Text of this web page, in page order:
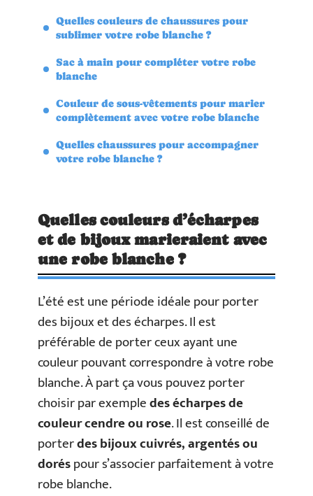
Quelles couleurs de chaussures pour
sublimer votre robe blanche ?
Sac à main pour compléter votre robe
blanche
Couleur de sous-vêtements pour marier
complètement avec votre robe blanche
Quelles chaussures pour accompagner
votre robe blanche ?
Quelles couleurs d’écharpes
et de bijoux marieraient avec
une robe blanche ?
L’été est une période idéale pour porter
des bijoux et des écharpes. Il est
préférable de porter ceux ayant une
couleur pouvant correspondre à votre robe
blanche. À part ça vous pouvez porter
choisir par exempledes écharpes de
couleur cendre ou rose. Il est conseillé de
porterdes bijoux cuivrés, argentés ou
doréspour s’associer parfaitement à votre
robe blanche.